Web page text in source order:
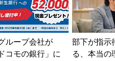
ループ会社が
コモの銀行」に
部下が指示
る、本当の